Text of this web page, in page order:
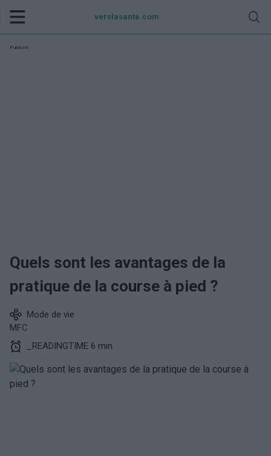
verslasante.com
Publicité:
Quels sont les avantages de la
pratique de la course à pied ?
Mode de vie
MFC
_READINGTIME 6 min.